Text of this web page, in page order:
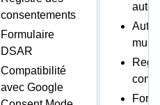
consentements
Formulaire
DSAR
Compatibilité
avec Google